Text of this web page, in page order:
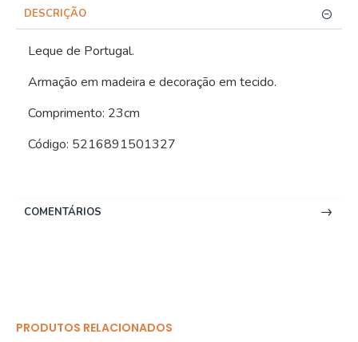
DESCRIÇÃO
Leque de Portugal.
Armação em madeira e decoração em tecido.
Comprimento: 23cm
Código: 5216891501327
COMENTÁRIOS
PRODUTOS RELACIONADOS